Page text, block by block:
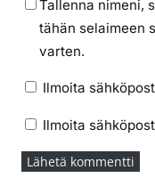
Tallenna nimeni,
tähän selaimeen
varten.
Ilmoita
Ilmoita